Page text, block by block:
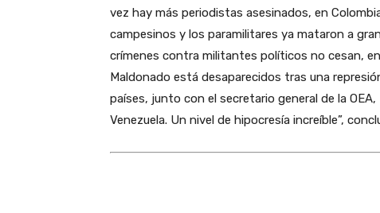
vez hay más periodistas asesinados, en
campesinos y los paramilitares ya mataron a
crímenes contra militantes políticos no cesan,
Maldonado está desaparecidos tras una
países, junto con el secretario general de la
Venezuela. Un nivel de hipocresía increíble”,